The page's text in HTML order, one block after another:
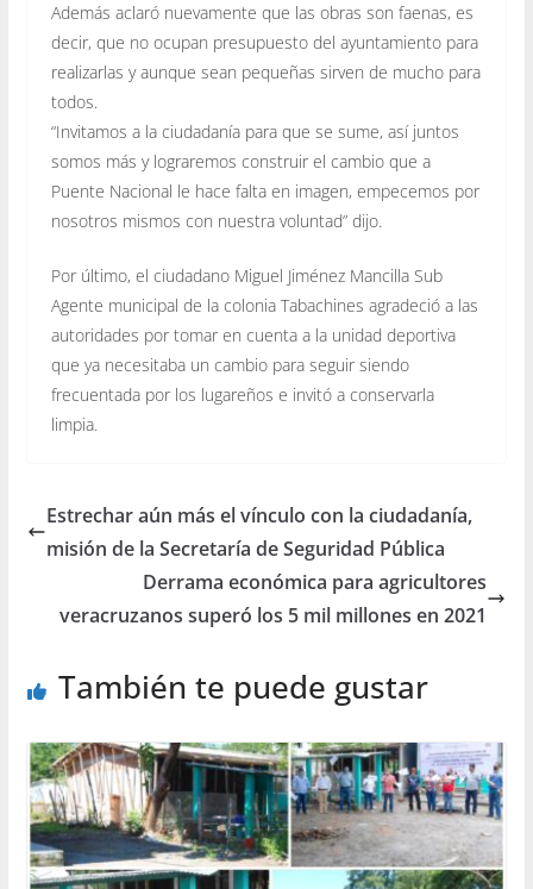
Además aclaró nuevamente que las obras son faenas, es
decir, que no ocupan presupuesto del ayuntamiento para
realizarlas y aunque sean pequeñas sirven de mucho para
todos.
“Invitamos a la ciudadanía para que se sume, así juntos
somos más y lograremos construir el cambio que a
Puente Nacional le hace falta en imagen, empecemos por
nosotros mismos con nuestra voluntad” dijo.
Por último, el ciudadano Miguel Jiménez Mancilla Sub
Agente municipal de la colonia Tabachines agradeció a las
autoridades por tomar en cuenta a la unidad deportiva
que ya necesitaba un cambio para seguir siendo
frecuentada por los lugareños e invitó a conservarla
limpia.
Estrechar aún más el vínculo con la ciudadanía,
misión de la Secretaría de Seguridad Pública
Derrama económica para agricultores
veracruzanos superó los 5 mil millones en 2021
También te puede gustar